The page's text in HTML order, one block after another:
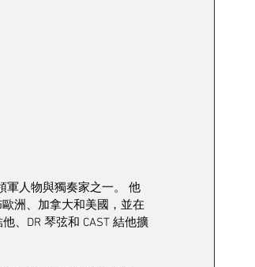
軍人物與獨奏家之一。 他
洲、加拿大和美國，並在
、DR 琴弦和 CAST 結他擴